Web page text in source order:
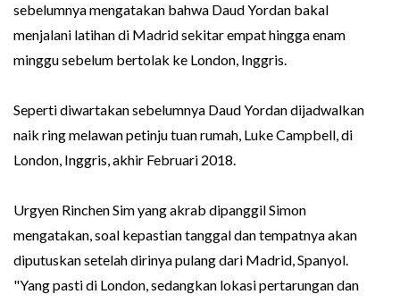
sebelumnya mengatakan bahwa Daud Yordan bakal
menjalani latihan di Madrid sekitar empat hingga enam
minggu sebelum bertolak ke London, Inggris.
Seperti diwartakan sebelumnya Daud Yordan dijadwalkan
naik ring melawan petinju tuan rumah, Luke Campbell, di
London, Inggris, akhir Februari 2018.
Urgyen Rinchen Sim yang akrab dipanggil Simon
mengatakan, soal kepastian tanggal dan tempatnya akan
diputuskan setelah dirinya pulang dari Madrid, Spanyol.
"Yang pasti di London, sedangkan lokasi pertarungan dan